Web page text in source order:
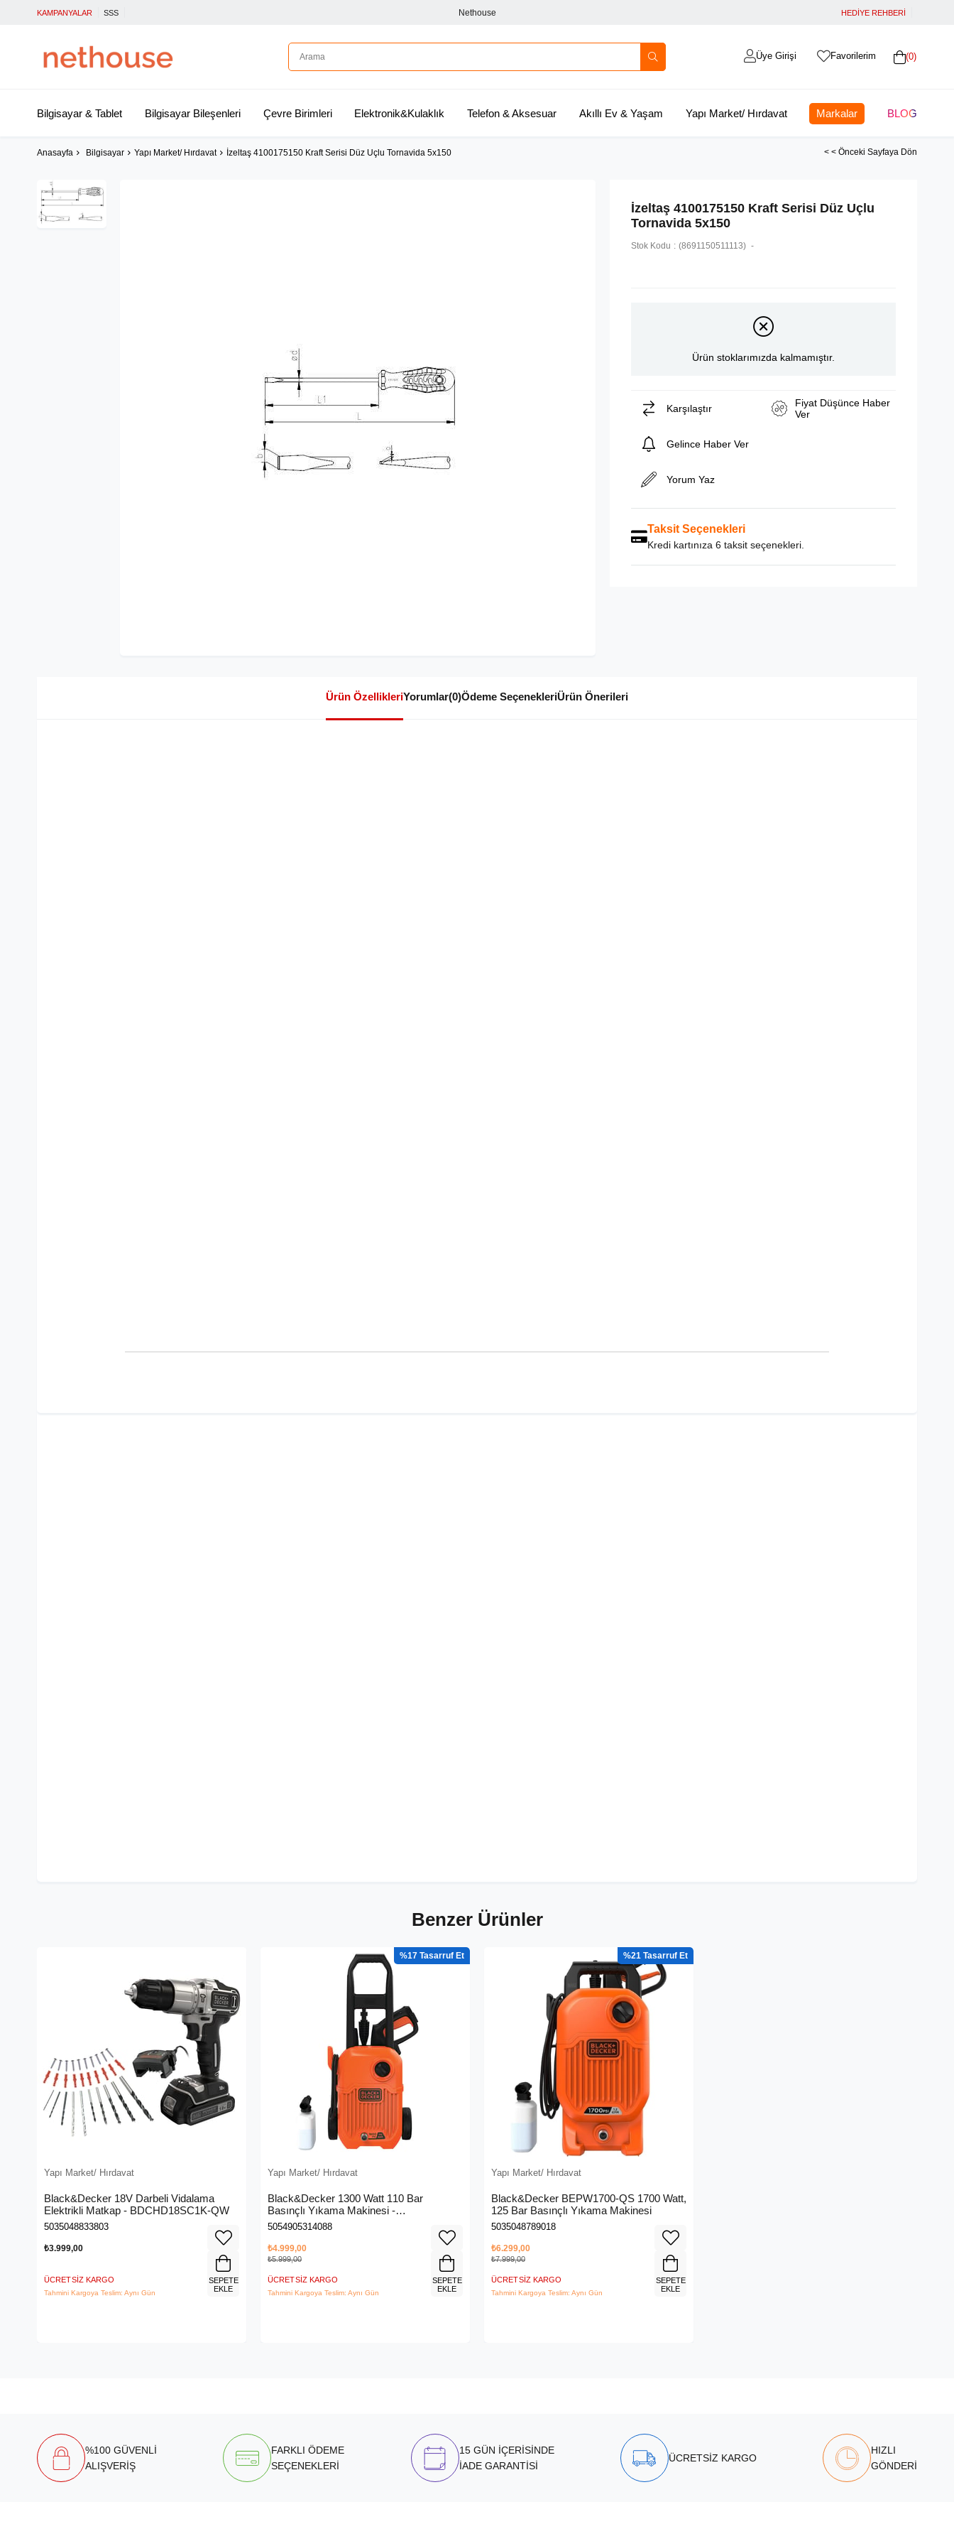
KAMPANYALAR SSS Nethouse HEDİYE REHBERİ
0
Favorilerim
Üye Girişi
Bilgisayar & Tablet Bilgisayar Bileşenleri Çevre Birimleri Elektronik&Kulaklık Telefon & Aksesuar Akıllı Ev & Yaşam Yapı Market/ Hırdavat Markalar BLOG
Anasayfa Bilgisayar Yapı Market/ Hırdavat İzeltaş 4100175150 Kraft Serisi Düz Uçlu Tornavida 5x150 < < Önceki Sayfaya Dön
İzeltaş 4100175150 Kraft Serisi Düz Uçlu
Tornavida 5x150
Stok Kodu (8691150511113)
Ürün stoklarımızda kalmamıştır.
Karşılaştır
Fiyat Düşünce Haber
Ver
Gelince Haber Ver
Yorum Yaz
Taksit Seçenekleri
Kredi kartınıza 6 taksit seçenekleri.
Ürün ÖzellikleriYorumlar(0)Ödeme SeçenekleriÜrün Önerileri
Benzer Ürünler
Yapı Market/ Hırdavat
Black&Decker 18V Darbeli Vidalama
Elektrikli Matkap - BDCHD18SC1K-QW
5035048833803
₺3.999,00
ÜCRETSIZ KARGO
Tahmini Kargoya Teslim: Aynı Gün
SEPETE
EKLE
Yapı Market/ Hırdavat
Black&Decker 1300 Watt 110 Bar
Basınçlı Yıkama Makinesi -
(BEPW1300L-QS)
5054905314088
₺4.999,00
₺5.999,00
ÜCRETSIZ KARGO
Tahmini Kargoya Teslim: Aynı Gün
%17
SEPETE
EKLE
Yapı Market/ Hırdavat
Black&Decker BEPW1700-QS 1700 Watt,
125 Bar Basınçlı Yıkama Makinesi
5035048789018
₺6.299,00
₺7.999,00
ÜCRETSIZ KARGO
Tahmini Kargoya Teslim: Aynı Gün
%21
SEPETE
EKLE
%100 GÜVENLİ
ALIŞVERİŞ
FARKLI ÖDEME
SEÇENEKLERİ
15 GÜN İÇERİSİNDE
İADE GARANTİSİ
ÜCRETSİZ KARGO
HIZLI
GÖNDERİ